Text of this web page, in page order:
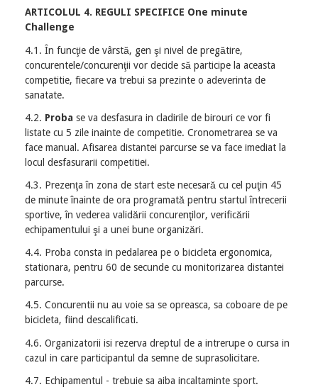
ARTICOLUL 4. REGULI SPECIFICE One minute
Challenge
4.1. În funcţie de vârstă, gen şi nivel de pregătire,
concurentele/concurenţii vor decide să participe la aceasta
competitie, fiecare va trebui sa prezinte o adeverinta de
sanatate.
4.2. Proba se va desfasura in cladirile de birouri ce vor fi
listate cu 5 zile inainte de competitie. Cronometrarea se va
face manual. Afisarea distantei parcurse se va face imediat la
locul desfasurarii competitiei.
4.3. Prezenţa în zona de start este necesară cu cel puţin 45
de minute înainte de ora programată pentru startul întrecerii
sportive, în vederea validării concurenţilor, verificării
echipamentului şi a unei bune organizări.
4.4. Proba consta in pedalarea pe o bicicleta ergonomica,
stationara, pentru 60 de secunde cu monitorizarea distantei
parcurse.
4.5. Concurentii nu au voie sa se opreasca, sa coboare de pe
bicicleta, fiind descalificati.
4.6. Organizatorii isi rezerva dreptul de a intrerupe o cursa in
cazul in care participantul da semne de suprasolicitare.
4.7. Echipamentul - trebuie sa aiba incaltaminte sport.